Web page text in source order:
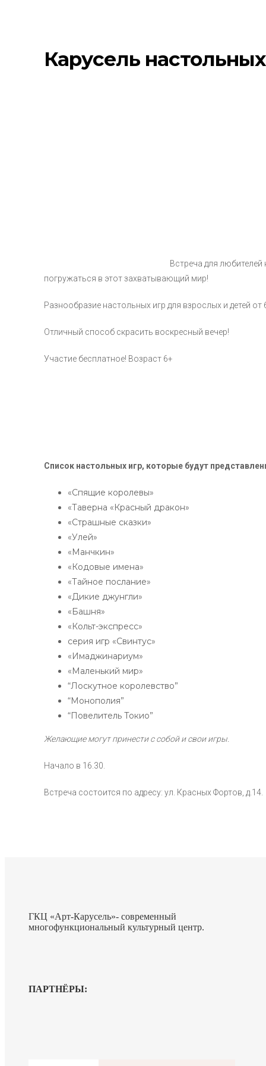
Карусель
Встреча для любителей
погружаться в этот захватывающий мир!
Разнообразие настольных игр для взрослых и детей от
Отличный способ скрасить воскресный вечер!
Участие бесплатное! Возраст 6+
Список настольных игр, которые будут
«Спящие королевы»
«Таверна «Красный дракон»
«Страшные сказки»
«Улей»
«Манчкин»
«Кодовые имена»
«Тайное послание»
«Дикие джунгли»
«Башня»
«Кольт-экспресс»
серия игр «Свинтус»
«Имаджинариум»
«Маленький мир»
“Лоскутное королевство”
“Монополия”
“Повелитель Токио”
Желающие могут принести с собой и свои игры.
Начало в 16.30.
Встреча состоится по адресу: ул. Красных Фортов, д.14.
ГКЦ «Арт-Карусель»- современный
многофункциональный культурный центр.
ПАРТНЁРЫ: